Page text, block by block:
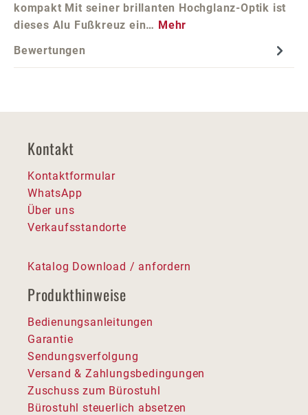
kompakt Mit seiner brillanten Hochglanz-Optik ist
dieses Alu Fußkreuz ein… Mehr
Bewertungen
Kontakt
Kontaktformular
WhatsApp
Über uns
Verkaufsstandorte
Katalog Download / anfordern
Produkthinweise
Bedienungsanleitungen
Garantie
Sendungsverfolgung
Versand & Zahlungsbedingungen
Zuschuss zum Bürostuhl
Bürostuhl steuerlich absetzen